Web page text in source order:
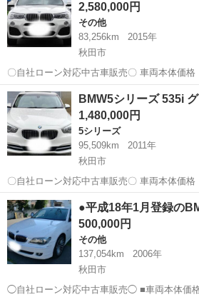
ン Ｂｌｕｅｔｏｏ...2,580,000円
その他
83,256km
2015年
秋田市
〇自社ローン対応中古車販売〇 車両本体価格：2,580,000円 メーカー
名：BMW 車種名：BMW X4 XDrive 28i Mスポーツ 排気量：2,000cc
年式：H27年 走行距...
秋田 秋田市 車両
BMW5シリーズ 535i
1,480,000円
5シリーズ
95,509km
2011年
秋田市
〇自社ローン対応中古車販売〇 車両本体価格：1,480,000円 メーカー
名：BMW 車種名：BMW5シリーズ 535i グランツーリスモ 排気量：
3,000cc 年式：23年 走行距離：...
秋田 秋田市 5シリーズ 車両
●平成18年1月登録の
500,000円
その他
137,054km
2006年
秋田市
◯自社ローン対応中古車販売◯ ■車両本体価格：500,000円 ■メーカー